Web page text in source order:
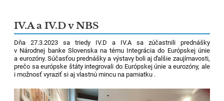
IV.A a IV.D v NBS
Dňa 27.3.2023 sa triedy IV.D a IV.A sa zúčastnili prednášky
v Národnej banke Slovenska na tému Integrácia do Európskej únie
a eurozóny. Súčasťou prednášky a výstavy boli aj ďalšie zaujímavosti,
prečo sa európske štáty integrovali do Európskej únie a eurozóny, ale
i možnosť vyraziť si aj vlastnú mincu na pamiatku .